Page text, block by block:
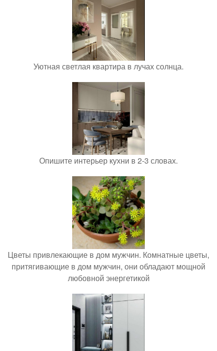
Уютная светлая квартира в лучах солнца.
Опишите интерьер кухни в 2-3 словах.
Цветы привлекающие в дом мужчин. Комнатные цветы,
притягивающие в дом мужчин, они обладают мощной
любовной энергетикой